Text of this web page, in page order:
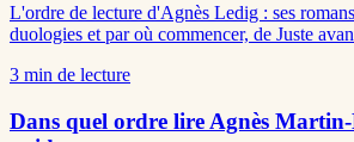
L'ordre de lecture d'Agnès Ledig : ses
duologies et par où commencer, de Juste
3 min de lecture
Dans quel ordre lire Agnès